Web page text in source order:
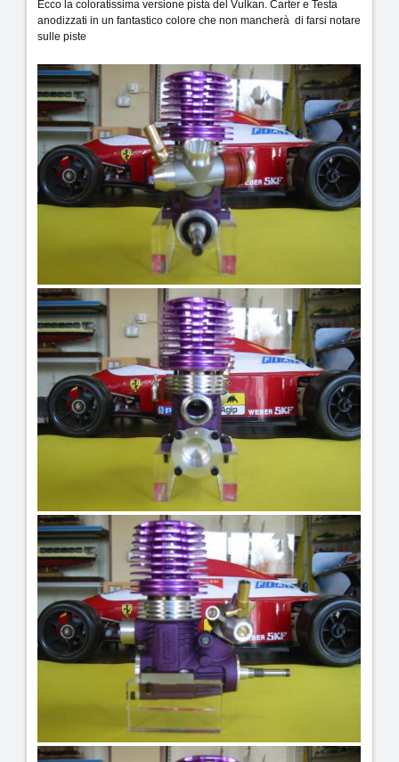
Ecco la coloratissima versione pista del Vulkan. Carter e Testa
anodizzati in un fantastico colore che non mancherà di farsi notare
sulle piste